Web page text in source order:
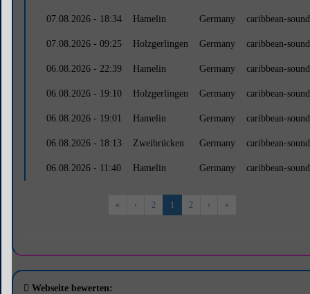
07.08.2026 - 18:34 Hamelin Germany caribbean-
07.08.2026 - 09:25 Holzgerlingen Germany caribbean-
06.08.2026 - 22:39 Hamelin Germany caribbean-
06.08.2026 - 19:10 Holzgerlingen Germany caribbean-
06.08.2026 - 19:01 Hamelin Germany caribbean-
06.08.2026 - 18:13 Zweibrücken Germany caribbean-
06.08.2026 - 11:40 Hamelin Germany caribbean-
« ‹ 2 1 2 › »
Webseite bewerten: